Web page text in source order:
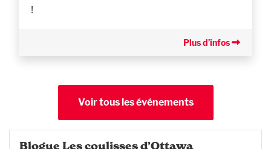
!
Plus d’infos
Voir tous les événements
Blogue Les coulisses d’Ottawa